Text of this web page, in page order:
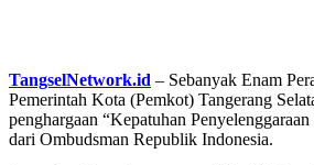
TangselNetwork.id – Sebanyak Enam
Pemerintah Kota (Pemkot) Tangerang
penghargaan “Kepatuhan
dari Ombudsman Republik Indonesia.